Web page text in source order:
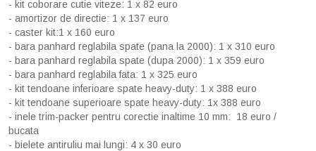
- kit coborare cutie viteze: 1 x 82 euro
- amortizor de directie: 1 x 137 euro
- caster kit:1 x 160 euro
- bara panhard reglabila spate (pana la 2000): 1 x 310 euro
- bara panhard reglabila spate (dupa 2000): 1 x 359 euro
- bara panhard reglabila fata: 1 x 325 euro
- kit tendoane inferioare spate heavy-duty: 1 x 388 euro
- kit tendoane superioare spate heavy-duty: 1x 388 euro
- inele trim-packer pentru corectie inaltime 10 mm: 18 euro /
bucata
- bielete antiruliu mai lungi: 4 x 30 euro